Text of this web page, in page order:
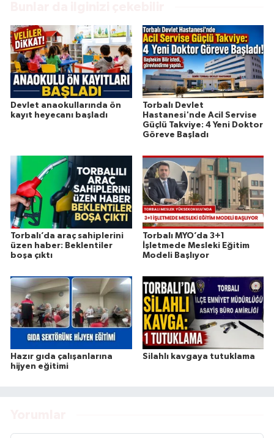
Devlet anaokullarında ön
kayıt heyecanı başladı
Torbalı Devlet
Hastanesi'nde Acil Servise
Güçlü Takviye: 4 Yeni Doktor
Göreve Başladı
Torbalı’da araç sahiplerini
üzen haber: Beklentiler
boşa çıktı
Torbalı MYO’da 3+1
İşletmede Mesleki Eğitim
Modeli Başlıyor
Hazır gıda çalışanlarına
hijyen eğitimi
Silahlı kavgaya tutuklama